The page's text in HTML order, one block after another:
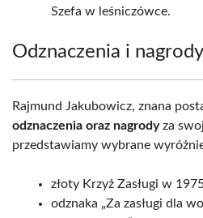
Szefa w leśniczówce.
Odznaczenia i nagrody
Rajmund Jakubowicz, znana
odznaczenia oraz nagrodyza
przedstawiamy wybrane
złoty Krzyż Zasługi w
odznaka „Za zasługi dla